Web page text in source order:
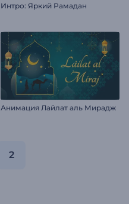
Интро: Яркий Рамадан
Анимация Лайлат аль Мирадж
2